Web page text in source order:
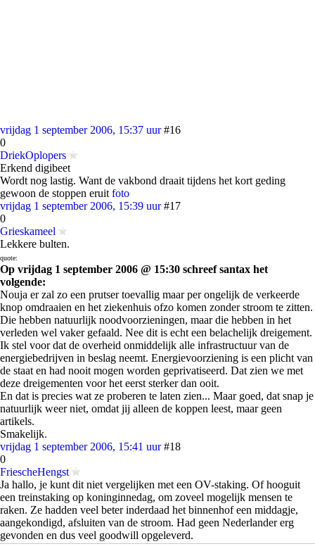
vrijdag 1 september 2006, 15:37 uur #16
0
DriekOplopers
Erkend digibeet
Wordt nog lastig. Want de vakbond draait tijdens het kort geding
gewoon de stoppen eruit foto
vrijdag 1 september 2006, 15:39 uur #17
0
Grieskameel
Lekkere bulten.
quote:
Op vrijdag 1 september 2006 @ 15:30 schreef santax het
volgende:
Nouja er zal zo een prutser toevallig maar per ongelijk de verkeerde
knop omdraaien en het ziekenhuis ofzo komen zonder stroom te zitten.
Die hebben natuurlijk noodvoorzieningen, maar die hebben in het
verleden wel vaker gefaald. Nee dit is echt een belachelijk dreigement.
Ik stel voor dat de overheid onmiddelijk alle infrastructuur van de
energiebedrijven in beslag neemt. Energievoorziening is een plicht van
de staat en had nooit mogen worden geprivatiseerd. Dat zien we met
deze dreigementen voor het eerst sterker dan ooit.
En dat is precies wat ze proberen te laten zien... Maar goed, dat snap je
natuurlijk weer niet, omdat jij alleen de koppen leest, maar geen
artikels.
Smakelijk.
vrijdag 1 september 2006, 15:41 uur #18
0
FriescheHengst
Ja hallo, je kunt dit niet vergelijken met een OV-staking. Of hooguit
een treinstaking op koninginnedag, om zoveel mogelijk mensen te
raken. Ze hadden veel beter inderdaad het binnenhof een middagje,
aangekondigd, afsluiten van de stroom. Had geen Nederlander erg
gevonden en dus veel goodwill opgeleverd.